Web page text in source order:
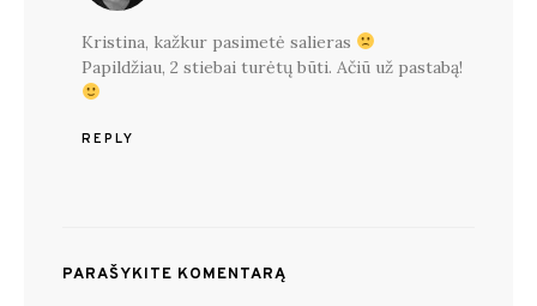
Kristina, kažkur pasimetė salieras
Papildžiau, 2 stiebai turėtų būti. Ačiū už pastabą!
REPLY
PARAŠYKITE KOMENTARĄ